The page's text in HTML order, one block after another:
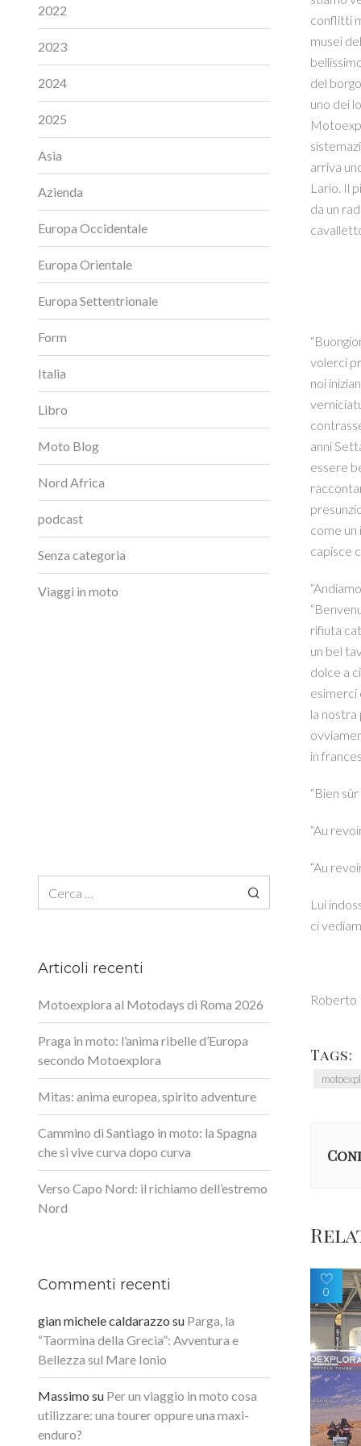
conflitti
musei
del
uno dei
arriva
Lario. Il
da un
volerci
noi
anni
essere
come un
capisce
rifiuta
un bel
dolce a
esimerci
la nostra
in
“Bien
“Au
“Au
Lui
ci
Roberto
Tags:
0
2022
2023
2024
2025
Asia
Azienda
Europa Occidentale
Europa Orientale
Europa Settentrionale
Form
Italia
Libro
Moto Blog
Nord Africa
podcast
Senza categoria
Viaggi in moto
Articoli recenti
Motoexplora al Motodays di Roma 2026
Praga in moto: l’anima ribelle d’Europa
secondo Motoexplora
Mitas: anima europea, spirito adventure
Cammino di Santiago in moto: la Spagna
che si vive curva dopo curva
Verso Capo Nord: il richiamo dell’estremo
Nord
Commenti recenti
gian michele caldarazzo su Parga, la
“Taormina della Grecia”: Avventura e
Bellezza sul Mare Ionio
Massimo su Per un viaggio in moto cosa
utilizzare: una tourer oppure una maxi-
enduro?